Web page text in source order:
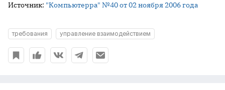
Источник: "Компьютерра" №40 от 02 ноября 2006 года
требования управление взаимодействием